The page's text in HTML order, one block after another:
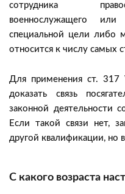
сотрудника
военнослужащего
специальной цели либо
относится к числу самых
Для применения ст.
доказать связь
законной деятельности
Если такой связи нет,
другой квалификации, но
С какого возраста